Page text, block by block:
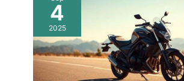
4
2025